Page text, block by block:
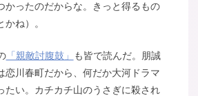
かったのだからな。きっと得るもの
ね）。
「親敵討腹鼓」
も皆で読んだ。朋誠
恋川春町だから、何だか大河ドラマ
たい。カチカチ山のうさぎに殺され